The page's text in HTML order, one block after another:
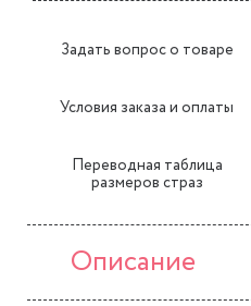
Задать вопрос о товаре
Условия заказа и оплаты
Переводная таблица
размеров страз
Описание